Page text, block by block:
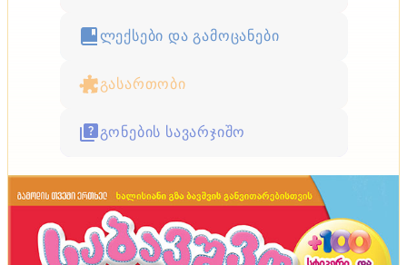
ლექსები და გამოცანები
გასართობი
გონების სავარჯიშო